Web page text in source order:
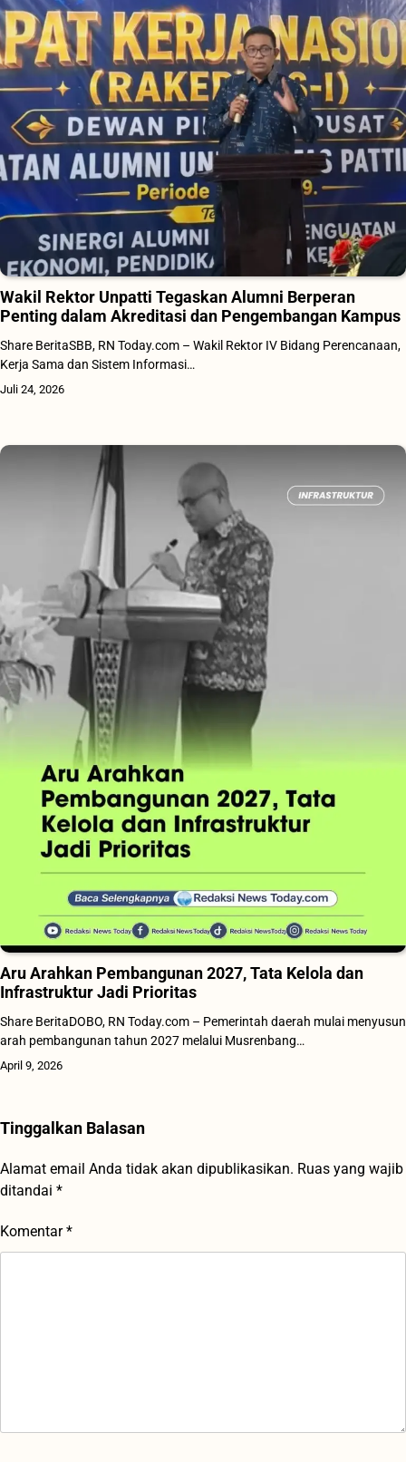
Wakil Rektor Unpatti Tegaskan Alumni Berperan
Penting dalam Akreditasi dan Pengembangan Kampus
Share BeritaSBB, RN Today.com – Wakil Rektor IV Bidang Perencanaan,
Kerja Sama dan Sistem Informasi…
Juli 24, 2026
Aru Arahkan Pembangunan 2027, Tata Kelola dan
Infrastruktur Jadi Prioritas
Share BeritaDOBO, RN Today.com – Pemerintah daerah mulai menyusun
arah pembangunan tahun 2027 melalui Musrenbang…
April 9, 2026
Tinggalkan Balasan
Alamat email Anda tidak akan dipublikasikan. Ruas yang wajib
ditandai *
Komentar*